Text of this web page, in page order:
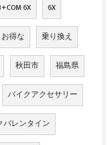
6X 6X
お得な 乗り換え
秋田市 福島県
バイクアクセサリー
バレンタイン